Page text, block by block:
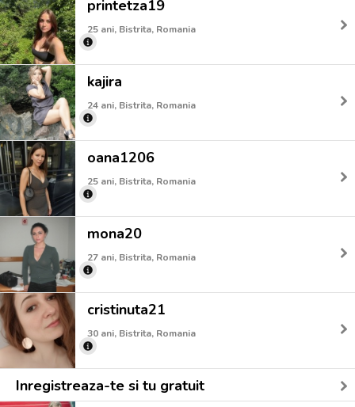
printetza19
25 ani, Bistrita, Romania
kajira
24 ani, Bistrita, Romania
oana1206
25 ani, Bistrita, Romania
mona20
27 ani, Bistrita, Romania
cristinuta21
30 ani, Bistrita, Romania
Inregistreaza-te si tu gratuit